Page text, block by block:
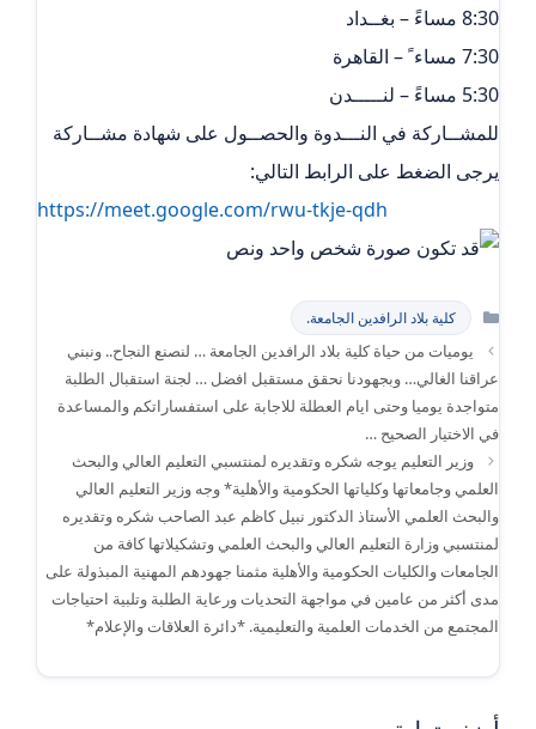
8:30 مساءً – بغــداد
7:30 مساء ً – القاهرة
5:30 مساءً – لنـــــدن
للمشــاركة في النـــدوة والحصــول على شهادة مشــاركة
يرجى الضغط على الرابط التالي:
https://meet.google.com/rwu-tkje-qdh
التصنيفات
كلية بلاد الرافدين الجامعة.
يوميات من حياة كلية بلاد الرافدين الجامعة … لنصنع النجاح.. ونبني
عراقنا الغالي… وبجهودنا نحقق مستقبل افضل … لجنة استقبال الطلبة
متواجدة يوميا وحتى ايام العطلة للاجابة على استفساراتكم والمساعدة
في الاختيار الصحيح …
وزير التعليم يوجه شكره وتقديره لمنتسبي التعليم العالي والبحث
العلمي وجامعاتها وكلياتها الحكومية والأهلية* وجه وزير التعليم العالي
والبحث العلمي الأستاذ الدكتور نبيل كاظم عبد الصاحب شكره وتقديره
لمنتسبي وزارة التعليم العالي والبحث العلمي وتشكيلاتها كافة من
الجامعات والكليات الحكومية والأهلية مثمنا جهودهم المهنية المبذولة على
مدى أكثر من عامين في مواجهة التحديات ورعاية الطلبة وتلبية احتياجات
المجتمع من الخدمات العلمية والتعليمية. *دائرة العلاقات والإعلام*